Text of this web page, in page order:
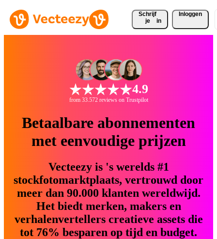
Schrijf
je
in
Inloggen
4.9
from 33.572 reviews on Trustpilot
Betaalbare abonnementen
met eenvoudige prijzen
Vecteezy is 's werelds #1
stockfotomarktplaats, vertrouwd door
meer dan 90.000 klanten wereldwijd.
Het biedt merken, makers en
verhalenvertellers creatieve assets die
tot 76% besparen op tijd en budget.